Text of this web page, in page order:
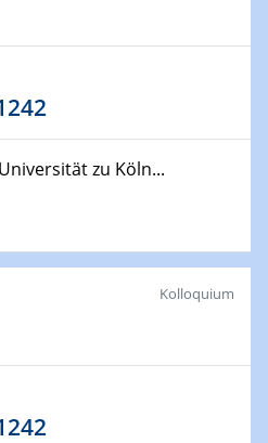
| Elektrolyse und
Series on 2D-
Mudd College)
zu Köln...
Kolloquium